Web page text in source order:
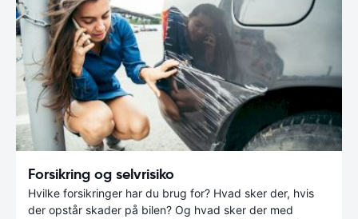
Forsikring og selvrisiko
Hvilke forsikringer har du brug for? Hvad sker der, hvis
der opstår skader på bilen? Og hvad sker der med